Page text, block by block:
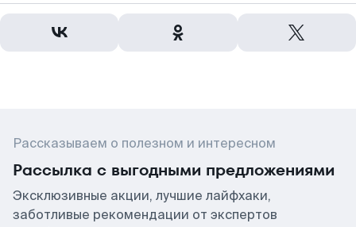
Рассказываем о полезном и интересном
Рассылка с выгодными предложениями
Эксклюзивные акции, лучшие лайфхаки,
заботливые рекомендации от экспертов